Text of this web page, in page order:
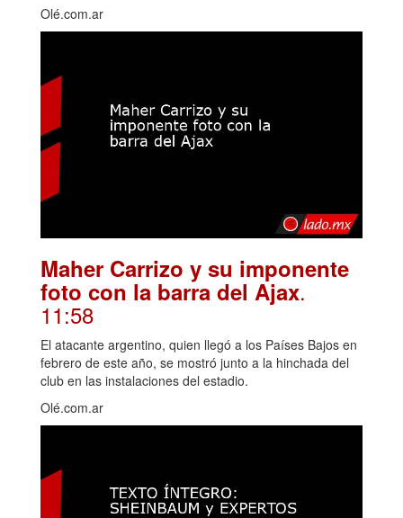
Olé.com.ar
Maher Carrizo y su imponente
foto con la barra del Ajax.
11:58
El atacante argentino, quien llegó a los Países Bajos en
febrero de este año, se mostró junto a la hinchada del
club en las instalaciones del estadio.
Olé.com.ar